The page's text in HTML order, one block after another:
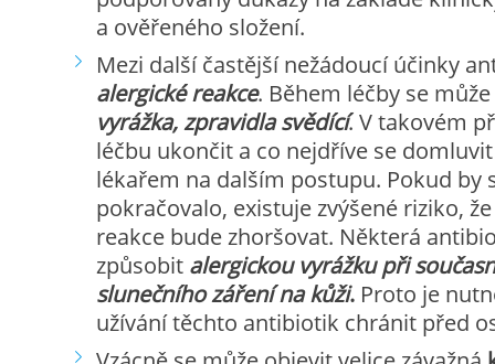
a ověřeného složení.
Mezi další častější nežádoucí účinky
alergické reakce. Během léčby se
vyrážka, zpravidla svědící. V takovém
léčbu ukončit a co nejdříve se
lékařem na dalším postupu. Pokud by
pokračovalo, existuje zvýšené riziko,
reakce bude zhoršovat. Některá
způsobit alergickou vyrážku při
slunečního záření na kůži. Proto je
užívání těchto antibiotik chránit před